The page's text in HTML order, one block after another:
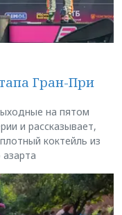
Гран-При
на пятом
и рассказывает,
коктейль из